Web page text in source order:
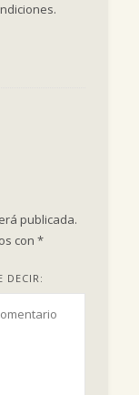
publicada.
con *
DECIR: